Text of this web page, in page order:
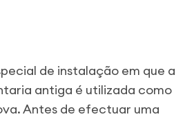
de instalação em que a
antiga é utilizada como
Antes de efectuar uma